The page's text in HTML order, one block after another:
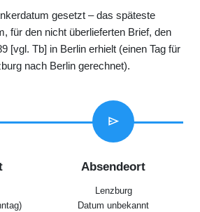
gesetzt – das späteste
für den nicht überlieferten Brief, den
[vgl. Tb] in Berlin erhielt (einen Tag für
nach Berlin gerechnet).
send
Absendeort
Lenzburg
Datum unbekannt